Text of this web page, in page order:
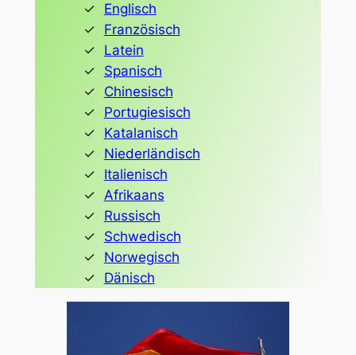
Englisch
Französisch
Latein
Spanisch
Chinesisch
Portugiesisch
Katalanisch
Niederländisch
Italienisch
Afrikaans
Russisch
Schwedisch
Norwegisch
Dänisch